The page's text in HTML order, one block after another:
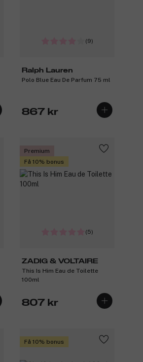
(9)
Ralph Lauren
Polo Blue Eau De Parfum 75 ml
867 kr
Premium
Få 10% bonus
(5)
ZADIG & VOLTAIRE
This Is Him Eau de Toilette
100ml
807 kr
Få 10% bonus